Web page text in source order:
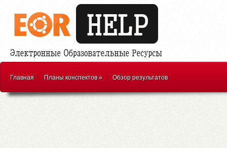
Главная Планы конспектов» Обзор результатов